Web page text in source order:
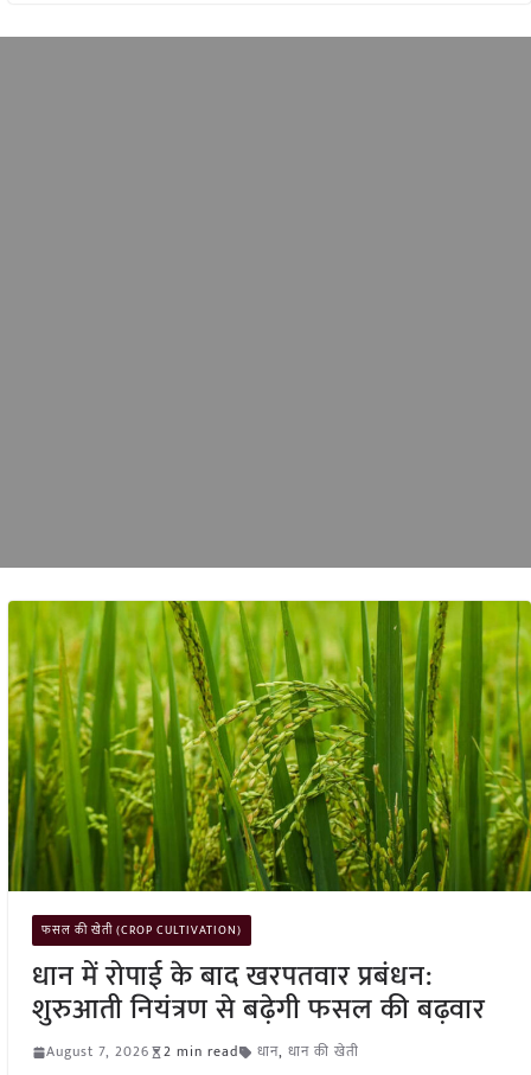
फसल की खेती (CROP CULTIVATION)
धान में रोपाई के बाद खरपतवार प्रबंधन:
शुरुआती नियंत्रण से बढ़ेगी फसल की बढ़वार
August 7, 2026 2 min read धान, धान की खेती